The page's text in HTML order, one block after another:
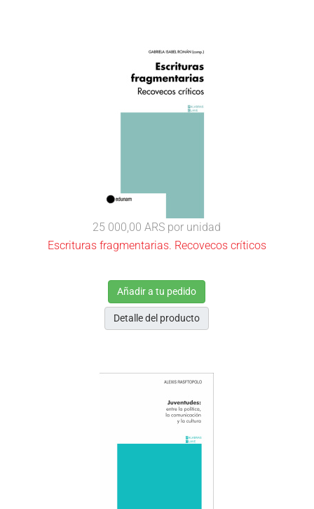
25 000,00 ARS por unidad
Escrituras fragmentarias. Recovecos críticos
Añadir a tu pedido
Detalle del producto